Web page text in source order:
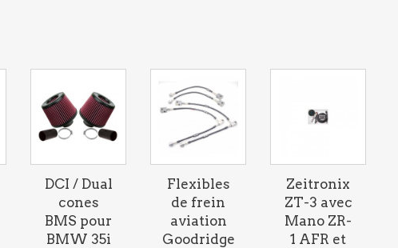
DCI / Dual
cones
BMS pour
BMW 35i
Flexibles
de frein
aviation
Goodridge
Zeitronix
ZT-3 avec
Mano ZR-
1 AFR et